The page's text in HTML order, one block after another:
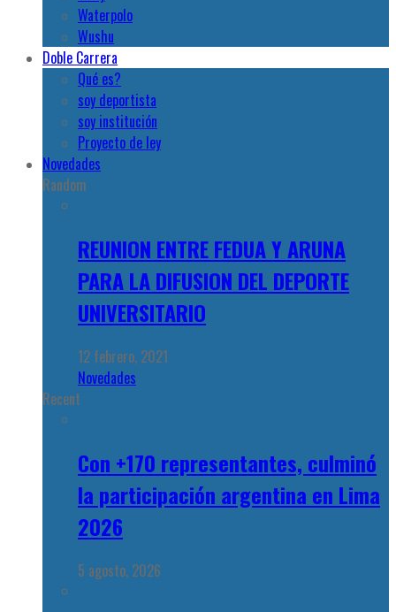
Waterpolo
Wushu
Doble Carrera
Qué es?
soy deportista
soy institución
Proyecto de ley
Novedades
Random
REUNION ENTRE FEDUA Y ARUNA
PARA LA DIFUSION DEL DEPORTE
UNIVERSITARIO
12 febrero, 2021
Novedades
Recent
Con +170 representantes, culminó
la participación argentina en Lima
2026
5 agosto, 2026